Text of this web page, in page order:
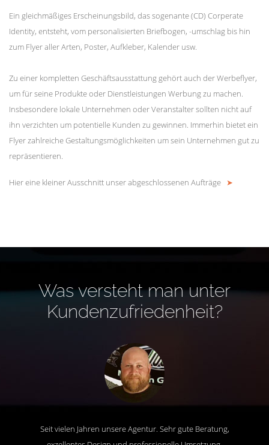
Ein gleichmäßiges Erscheinungsbild, das sogenante (CD) Corperate
Identity, entsteht, vom personalisierten Briefbogen, -umschlag bis hin
zum Flyer aller Arten, Poster, Aufkleber, Kalender usw.
Zu einer kompletten Geschäftsausstattung gehört auch der Werbeflyer,
um für seine Produkte oder Dienstleistungen Werbung zu machen.
Insbesondere lokale Unternehmen oder Veranstalter sollten nicht auf
ihn verzichten um potentielle Kunden zu gewinnen. Immerhin bietet ein
Flyer zahlreiche Gestaltungsmöglichkeiten um sein Unternehmen gut zu
repräsentieren.
Hier eine kleiner Ausschnitt unser abgeschlossenen Aufträge ➤
Was versteht man unter
Kundenzufriedenheit?
Seit vielen Jahren unsere Agentur. Sehr gute Beratung,